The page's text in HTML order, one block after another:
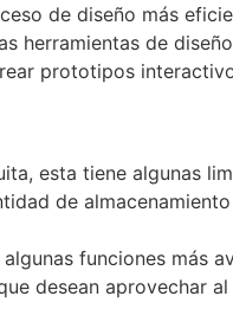
de diseño más
herramientas de
prototipos
esta tiene algunas
de
funciones más
desean aprovechar